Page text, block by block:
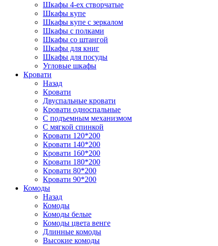
Шкафы 4-ех створчатые
Шкафы купе
Шкафы купе с зеркалом
Шкафы с полками
Шкафы со штангой
Шкафы для книг
Шкафы для посуды
Угловые шкафы
Кровати
Назад
Кровати
Двуспальные кровати
Кровати односпальные
С подъемным механизмом
С мягкой спинкой
Кровати 120*200
Кровати 140*200
Кровати 160*200
Кровати 180*200
Кровати 80*200
Кровати 90*200
Комоды
Назад
Комоды
Комоды белые
Комоды цвета венге
Длинные комоды
Высокие комоды